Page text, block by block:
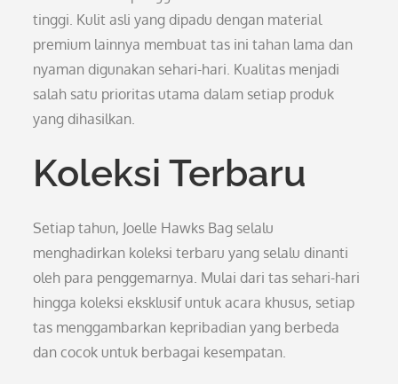
tinggi. Kulit asli yang dipadu dengan material
premium lainnya membuat tas ini tahan lama dan
nyaman digunakan sehari-hari. Kualitas menjadi
salah satu prioritas utama dalam setiap produk
yang dihasilkan.
Koleksi Terbaru
Setiap tahun, Joelle Hawks Bag selalu
menghadirkan koleksi terbaru yang selalu dinanti
oleh para penggemarnya. Mulai dari tas sehari-hari
hingga koleksi eksklusif untuk acara khusus, setiap
tas menggambarkan kepribadian yang berbeda
dan cocok untuk berbagai kesempatan.